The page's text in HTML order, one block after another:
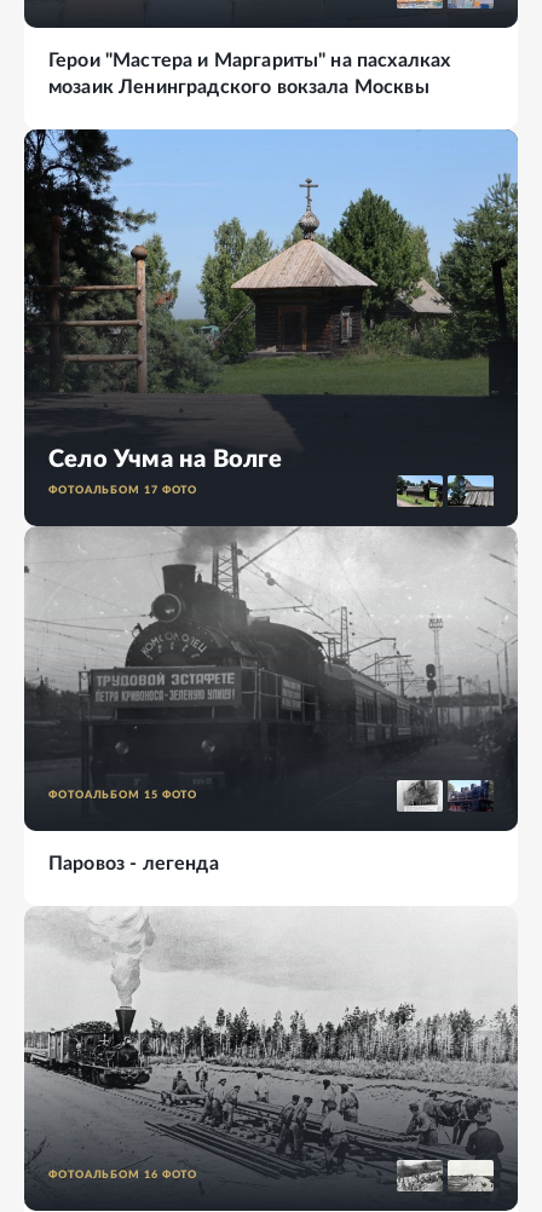
Герои "Мастера и Маргариты" на пасхалках
мозаик Ленинградского вокзала Москвы
Село Учма на Волге
ФОТОАЛЬБОМ 17 ФОТО
ФОТОАЛЬБОМ 15 ФОТО
Паровоз - легенда
ФОТОАЛЬБОМ 16 ФОТО